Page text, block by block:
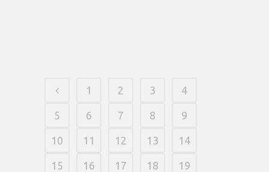
1 2 3 4
5 6 7 8 9
10 11 12 13 14
15 16 17 18 19